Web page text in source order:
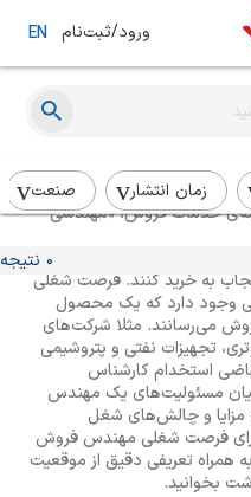
ورود/ثبت‌نام EN
زمان انتشار
صنعت
0 نتیجه
خدمات فروش، «مهندسی
مهندس فروش نیاز
بر ویژگی‌های فنی محصولات با
مجاب به خرید کنند. فرصت شغلی
وجود دارد که یک محصول
می‌رسانند. مثلا شرکت‌های
تجهیزات نفتی و پتروشیمی
استخدام کارشناس
مسئولیت‌های یک مهندس
و چالش‌های شغل
فرصت شغلی مهندس فروش
همراه تعریفی دقیق از موقعیت
بخوانید.